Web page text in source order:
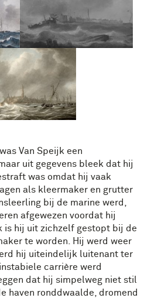
Van Speijk een
uit gegevens bleek dat hij
was omdat hij vaak
als kleermaker en grutter
bij de marine werd,
afgewezen voordat hij
is hij uit zichzelf gestopt bij de
te worden. Hij werd weer
hij uiteindelijk luitenant ter
carrière werd
dat hij simpelweg niet stil
haven ronddwaalde, dromend